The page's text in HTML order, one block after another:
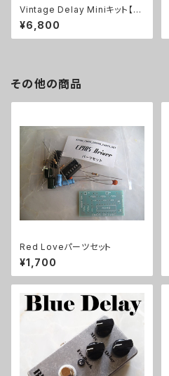
Vintage Delay Miniキット【B
ASIC KIT】
¥6,800
その他の商品
Red Loveパーツセット
¥1,700